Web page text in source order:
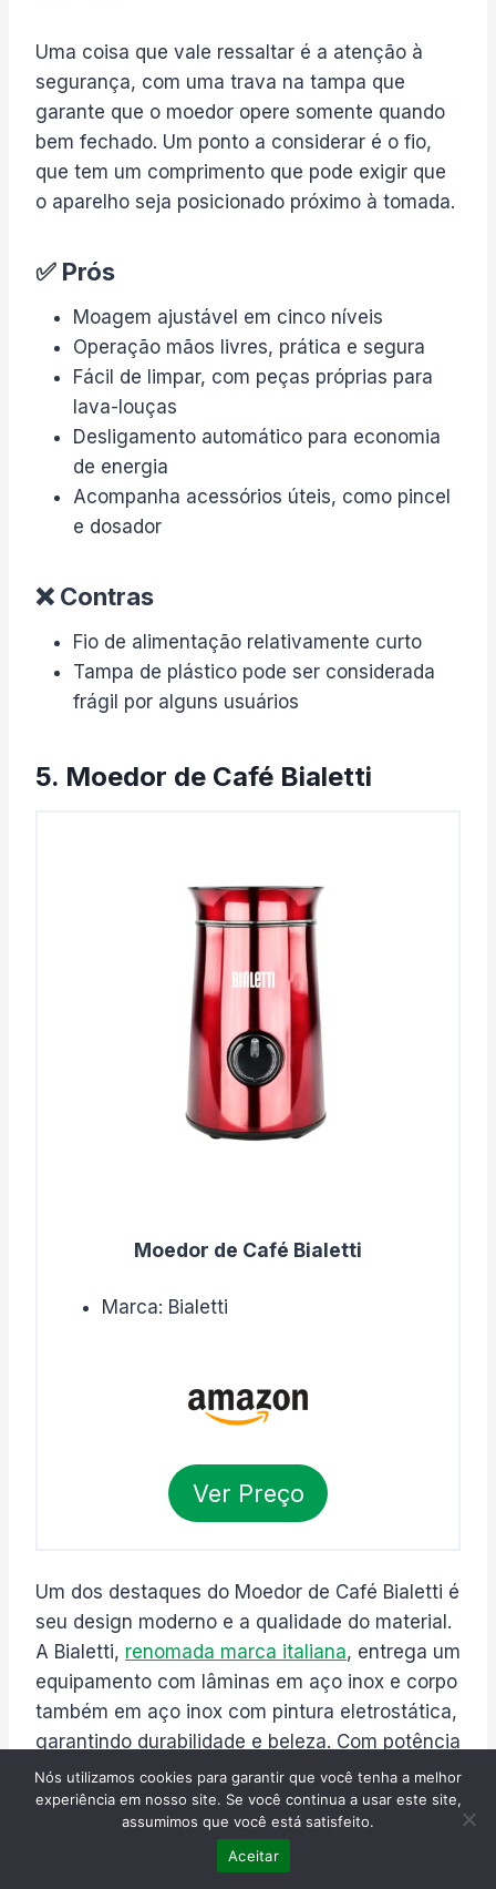
Uma coisa que vale ressaltar é a atenção à
segurança, com uma trava na tampa que
garante que o moedor opere somente quando
bem fechado. Um ponto a considerar é o fio,
que tem um comprimento que pode exigir que
o aparelho seja posicionado próximo à tomada.
✅ Prós
Moagem ajustável em cinco níveis
Operação mãos livres, prática e segura
Fácil de limpar, com peças próprias para
lava-louças
Desligamento automático para economia
de energia
Acompanha acessórios úteis, como pincel
e dosador
❌ Contras
Fio de alimentação relativamente curto
Tampa de plástico pode ser considerada
frágil por alguns usuários
5. Moedor de Café Bialetti
Moedor de Café Bialetti
Marca: Bialetti
Ver Preço
Um dos destaques do Moedor de Café Bialetti é
seu design moderno e a qualidade do material.
A Bialetti, renomada marca italiana, entrega um
equipamento com lâminas em aço inox e corpo
também em aço inox com pintura eletrostática,
garantindo durabilidade e beleza. Com potência
de 150 watts, mói até 50g de café, ideal para
quem busca praticidade na rotina.
Um ponto a considerar é seu sistema de
Nós utilizamos cookies para garantir que você tenha a melhor
experiência em nosso site. Se você continua a usar este site,
assumimos que você está satisfeito.
Aceitar